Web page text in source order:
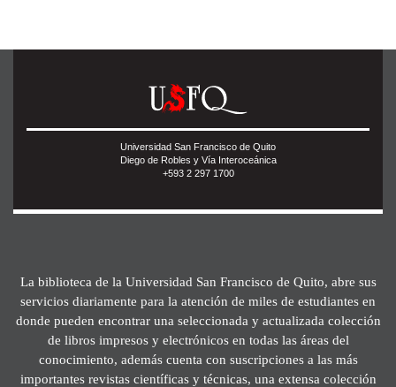
Universidad San Francisco de Quito
Diego de Robles y Vía Interoceánica
+593 2 297 1700
La biblioteca de la Universidad San Francisco de Quito, abre sus
servicios diariamente para la atención de miles de estudiantes en
donde pueden encontrar una seleccionada y actualizada colección
de libros impresos y electrónicos en todas las áreas del
conocimiento, además cuenta con suscripciones a las más
importantes revistas científicas y técnicas, una extensa colección